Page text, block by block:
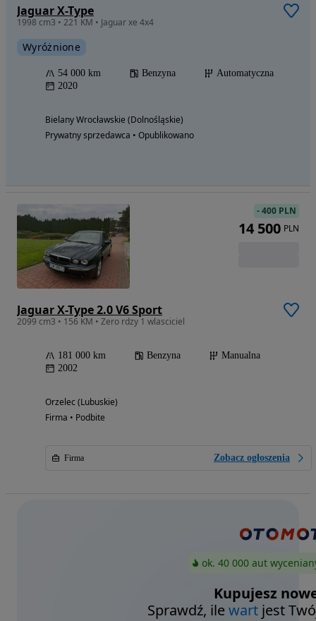
Jaguar X-Type
1998 cm3 • 221 KM • Jaguar xe 4x4
Wyróżnione
54 000 km Benzyna
Automatyczna
2020
Bielany Wrocławskie (Dolnośląskie)
Prywatny sprzedawca • Opublikowano
Jaguar X-Type 2.0 V6 Sport
2099 cm3 • 156 KM • Zero rdzy 1 wlasciciel
181 000 km Benzyna
Manualna
2002
Orzelec (Lubuskie)
Firma • Podbite
Firma Zobacz ogłoszenia
-400 PLN
14 500 PLN
ok. 40 000 aut
Kupujesz
Sprawdź, ilewart jest